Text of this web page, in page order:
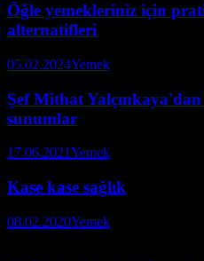
Öğle yemekleriniz için
alternatifleri
05.02.2024Yemek
Şef Mithat Yalçınkaya'dan
sunumlar
17.06.2021Yemek
Kase kase sağlık
08.02.2020Yemek